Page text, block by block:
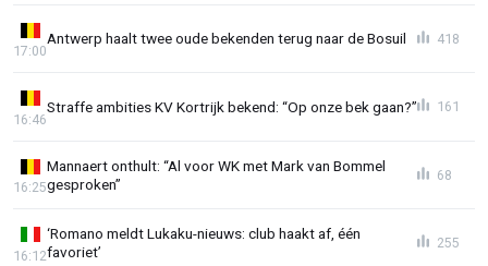
Antwerp haalt twee oude bekenden terug naar de Bosuil
17:00
418
Straffe ambities KV Kortrijk bekend: “Op onze bek gaan?”
16:46
161
Mannaert onthult: “Al voor WK met Mark van Bommel
gesproken”
16:25
68
‘Romano meldt Lukaku-nieuws: club haakt af, één
favoriet’
16:12
255